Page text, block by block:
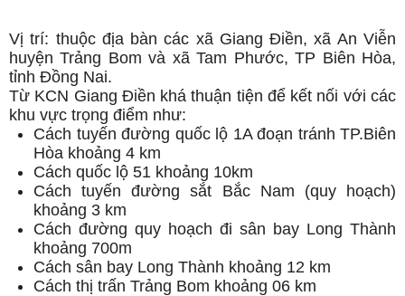
Vị trí: thuộc địa bàn các xã Giang Điền, xã An Viễn
huyện Trảng Bom và xã Tam Phước, TP Biên Hòa,
tỉnh Đồng Nai.
Từ KCN Giang Điền khá thuận tiện để kết nối với các
khu vực trọng điểm như:
Cách tuyến đường quốc lộ 1A đoạn tránh TP.Biên
Hòa khoảng 4 km
Cách quốc lộ 51 khoảng 10km
Cách tuyến đường sắt Bắc Nam (quy hoạch)
khoảng 3 km
Cách đường quy hoạch đi sân bay Long Thành
khoảng 700m
Cách sân bay Long Thành khoảng 12 km
Cách thị trấn Trảng Bom khoảng 06 km